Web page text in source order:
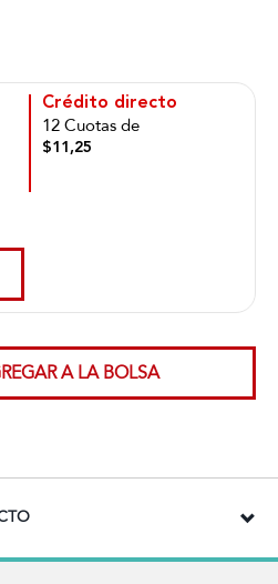
Crédito directo
12 Cuotas de
$11,25
A LA BOLSA